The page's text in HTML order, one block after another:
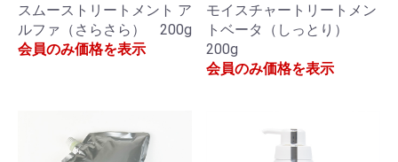
スムーストリートメント ア
ルファ（さらさら） 200g
会員のみ価格を表示
モイスチャートリートメン
トベータ（しっとり）
200g
会員のみ価格を表示